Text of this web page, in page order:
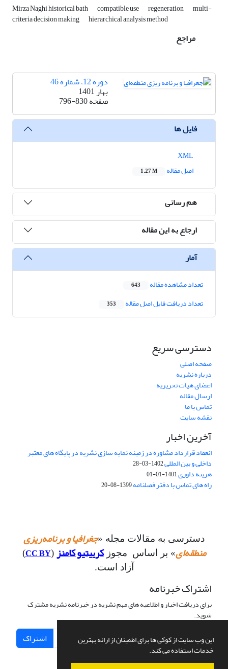
این وب سایت از کوکی ها برای اطمینان از ارائه بهترین
خدمات استفاده می کند.
Mirza Naghi historical bath compatible use regeneration multi-
criteria decision making hierarchical analysis method
مراجع
دوره 12، شماره 46
بهار 1401
صفحه796-830
فایل ها
اصل مقاله
1.27 M
هم رسانی
ارجاع به این مقاله
آمار
تعداد مشاهده مقاله 643
تعداد دریافت فایل اصل مقاله 353
دسترسی سریع
صفحه اصلی
درباره نشریه
اعضای هیات تحریریه
ارسال مقاله
تماس با ما
نقشه سایت
آخرین اخبار
انعقاد قرارداد مشاوره در زمینه نمایه سازی نشریه در پایگاه های معتبر
داخلی و بین المللی1402-03-28
هزینه داوری1401-01-01
راه های تماس با دفتر فصلنامه1399-08-20
دسترسی به مقالات مجله «جغرافیا و برنامه‌ریزی
منطقه‌ای» بر اساس مجوزکرییتیو کامنز (
CC BY
)
آزاد است.
اشتراک خبرنامه
برای دریافت اخبار و اطلاعیه های مهم نشریه در خبرنامه نشریه مشترک
شوید.
اشتراک